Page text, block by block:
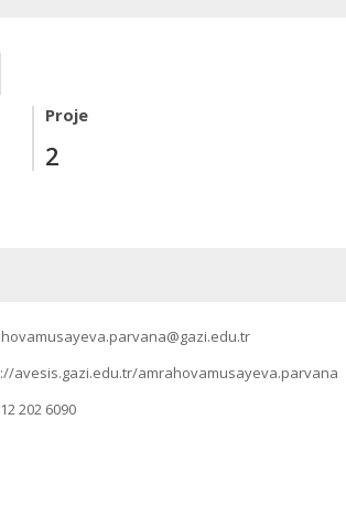
Proje
2
avesis.gazi.edu.tr/amrahovamusayeva.parvana
202 6090